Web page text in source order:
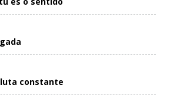
constante